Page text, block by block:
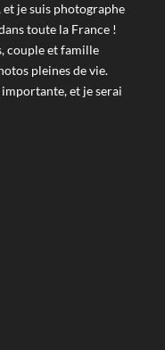
et je suis photographe
toute la France !
couple et famille
pleines de vie.
et je serai